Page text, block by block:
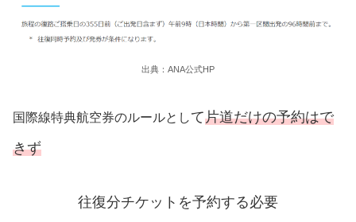
出典：ANA公式HP
国際線特典航空券のルールとして片道だけの予約はで
きず
往復分チケットを予約する必要